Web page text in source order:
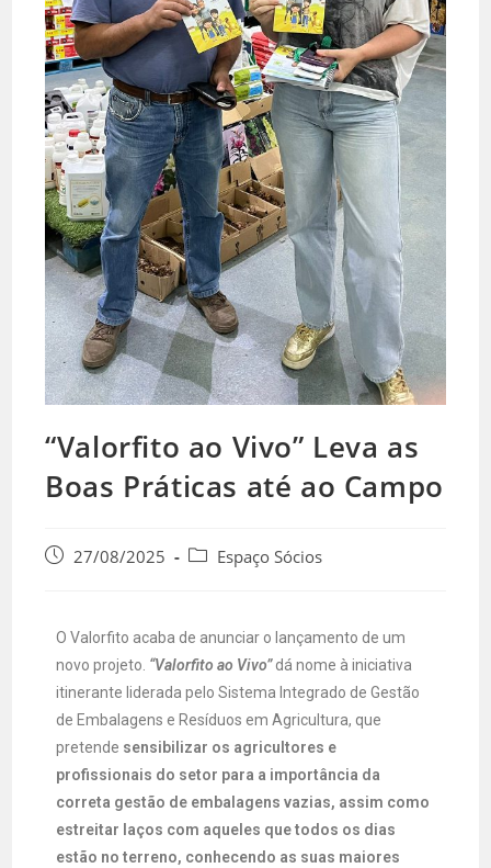
“Valorfito ao Vivo” Leva as
Boas Práticas até ao Campo
27/08/2025 Espaço Sócios
O Valorfito acaba de anunciar o lançamento de um
novo projeto. “Valorfito ao Vivo”dá nome à iniciativa
itinerante liderada pelo Sistema Integrado de Gestão
de Embalagens e Resíduos em Agricultura, que
pretende sensibilizar os agricultores e
profissionais do setor para a importância da
correta gestão de embalagens vazias, assim como
estreitar laços com aqueles que todos os dias
estão no terreno, conhecendo as suas maiores